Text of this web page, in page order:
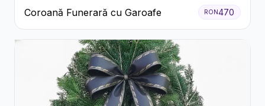
Coroană Funerară cu Garoafe RON470